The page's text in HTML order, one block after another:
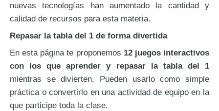
nuevas tecnologías han aumentado la cantidad y
calidad de recursos para esta materia.
Repasar la tabla del 1 de forma divertida
En esta página te proponemos 12 juegos interactivos
con los que aprender y repasar la tabla del 1
mientras se divierten. Pueden usarlo como simple
práctica o convertirlo en una actividad de equipo en la
que participe toda la clase.